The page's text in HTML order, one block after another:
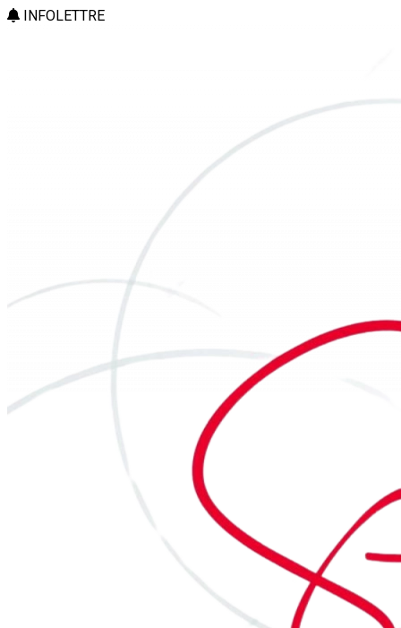
INFOLETTRE